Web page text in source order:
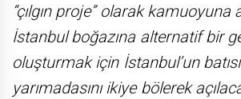
“çılgın proje” olarak kamuoyuna
İstanbul boğazına alternatif bir
oluşturmak için İstanbul’un
yarımadasını ikiye bölerek